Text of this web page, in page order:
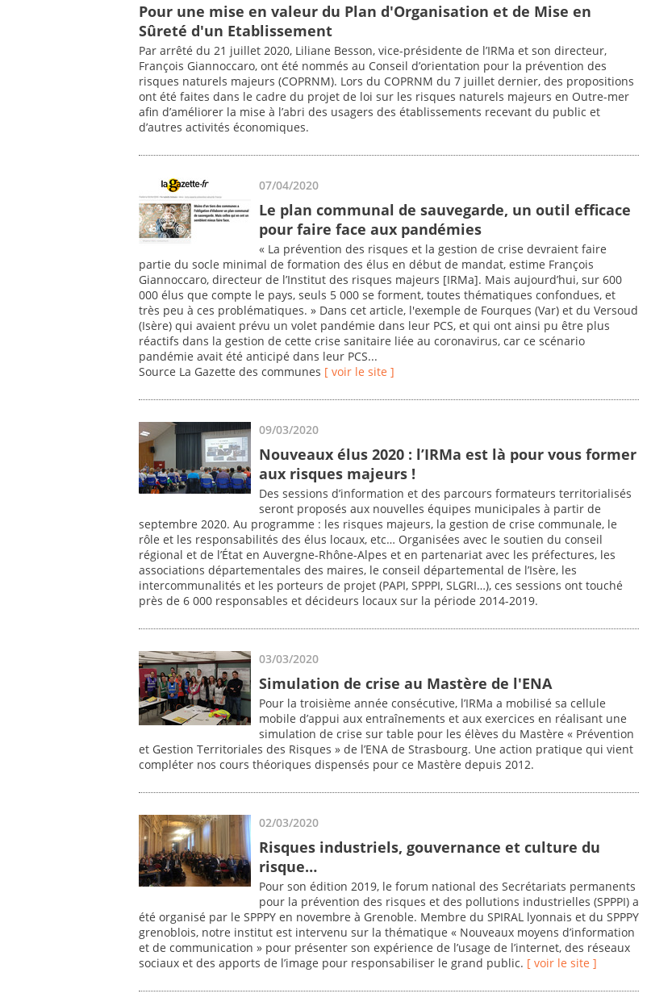
Pour une mise en valeur du Plan d'Organisation et de Mise en
Sûreté d'un Etablissement
Par arrêté du 21 juillet 2020, Liliane Besson, vice-présidente de l’IRMa et son directeur,
François Giannoccaro, ont été nommés au Conseil d’orientation pour la prévention des
risques naturels majeurs (COPRNM). Lors du COPRNM du 7 juillet dernier, des propositions
ont été faites dans le cadre du projet de loi sur les risques naturels majeurs en Outre-mer
afin d’améliorer la mise à l’abri des usagers des établissements recevant du public et
d’autres activités économiques.
07/04/2020
Le plan communal de sauvegarde, un outil efficace
pour faire face aux pandémies
« La prévention des risques et la gestion de crise devraient faire
partie du socle minimal de formation des élus en début de mandat, estime François
Giannoccaro, directeur de l’Institut des risques majeurs [IRMa]. Mais aujourd’hui, sur 600
000 élus que compte le pays, seuls 5 000 se forment, toutes thématiques confondues, et
très peu à ces problématiques. » Dans cet article, l'exemple de Fourques (Var) et du Versoud
(Isère) qui avaient prévu un volet pandémie dans leur PCS, et qui ont ainsi pu être plus
réactifs dans la gestion de cette crise sanitaire liée au coronavirus, car ce scénario
pandémie avait été anticipé dans leur PCS...
Source La Gazette des communes [ voir le site ]
09/03/2020
Nouveaux élus 2020 : l’IRMa est là pour vous former
aux risques majeurs !
Des sessions d’information et des parcours formateurs territorialisés
seront proposés aux nouvelles équipes municipales à partir de
septembre 2020. Au programme : les risques majeurs, la gestion de crise communale, le
rôle et les responsabilités des élus locaux, etc… Organisées avec le soutien du conseil
régional et de l’État en Auvergne-Rhône-Alpes et en partenariat avec les préfectures, les
associations départementales des maires, le conseil départemental de l’Isère, les
intercommunalités et les porteurs de projet (PAPI, SPPPI, SLGRI…), ces sessions ont touché
près de 6 000 responsables et décideurs locaux sur la période 2014-2019.
03/03/2020
Simulation de crise au Mastère de l'ENA
Pour la troisième année consécutive, l’IRMa a mobilisé sa cellule
mobile d’appui aux entraînements et aux exercices en réalisant une
simulation de crise sur table pour les élèves du Mastère « Prévention
et Gestion Territoriales des Risques » de l’ENA de Strasbourg. Une action pratique qui vient
compléter nos cours théoriques dispensés pour ce Mastère depuis 2012.
02/03/2020
Risques industriels, gouvernance et culture du
risque…
Pour son édition 2019, le forum national des Secrétariats permanents
pour la prévention des risques et des pollutions industrielles (SPPPI) a
été organisé par le SPPPY en novembre à Grenoble. Membre du SPIRAL lyonnais et du SPPPY
grenoblois, notre institut est intervenu sur la thématique « Nouveaux moyens d’information
et de communication » pour présenter son expérience de l’usage de l’internet, des réseaux
sociaux et des apports de l’image pour responsabiliser le grand public. [ voir le site ]